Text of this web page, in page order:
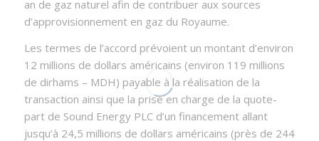
an de gaz naturel afin de contribuer aux sources
d’approvisionnement en gaz du Royaume.
Les termes de l’accord prévoient un montant d’environ
12 millions de dollars américains (environ 119 millions
de dirhams – MDH) payable à la réalisation de la
transaction ainsi que la prise en charge de la quote-
part de Sound Energy PLC d’un financement allant
jusqu’à 24,5 millions de dollars américains (près de 244